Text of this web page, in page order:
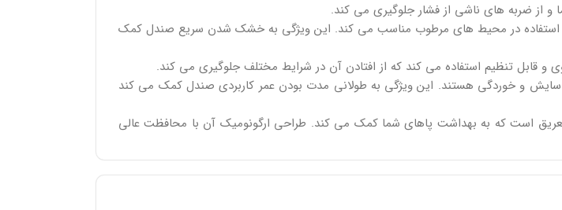
از ضربه های ناشی از فشار جلوگیری می کند.
استفاده در محیط های مرطوب مناسب می کند. این ویژگی به خشک شدن سریع صندل کمک
تنظیم استفاده می کند که از افتادن آن در شرایط مختلف جلوگیری می کند.
و خوردگی هستند. این ویژگی به طولانی مدت بودن عمر کاربردی صندل کمک می کند
است که به بهداشت پاهای شما کمک می کند. طراحی ارگونومیک آن با محافظت عالی